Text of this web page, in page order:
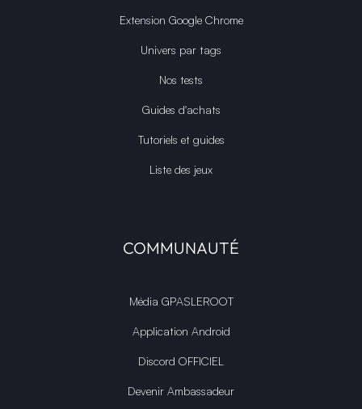
Extension Google Chrome
Univers par tags
Nos tests
Guides d'achats
Tutoriels et guides
Liste des jeux
COMMUNAUTÉ
Média GPASLEROOT
Application Android
Discord OFFICIEL
Devenir Ambassadeur